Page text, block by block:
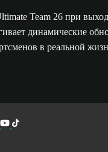
Team 26 при
динамические
в реальной